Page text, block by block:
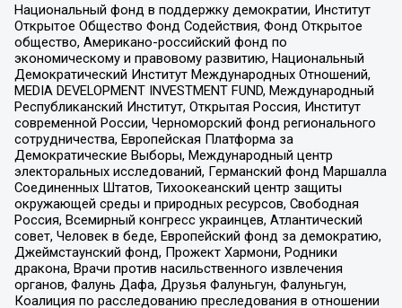
Национальный фонд в поддержку демократии, Институт
Открытое Общество Фонд Содействия, Фонд Открытое
общество, Американо-российский фонд по
экономическому и правовому развитию, Национальный
Демократический Институт Международных Отношений,
MEDIA DEVELOPMENT INVESTMENT FUND, Международный
Республиканский Институт, Открытая Россия, Институт
современной России, Черноморский фонд регионального
сотрудничества, Европейская Платформа за
Демократические Выборы, Международный центр
электоральных исследований, Германский фонд Маршалла
Соединенных Штатов, Тихоокеанский центр защиты
окружающей среды и природных ресурсов, Свободная
Россия, Всемирный конгресс украинцев, Атлантический
совет, Человек в беде, Европейский фонд за демократию,
Джеймстаунский фонд, Прожект Хармони, Родники
дракона, Врачи против насильственного извлечения
органов, Фалунь Дафа, Друзья Фалуньгун, Фалуньгун,
Коалиция по расследованию преследования в отношении